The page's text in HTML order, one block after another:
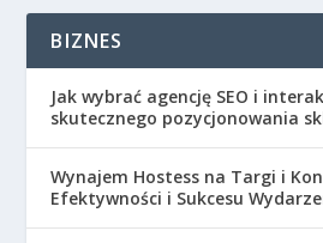
BIZNES
Jak wybrać agencję SEO i
skutecznego pozycjonowania
Wynajem Hostess na Targi i
Efektywności i Sukcesu